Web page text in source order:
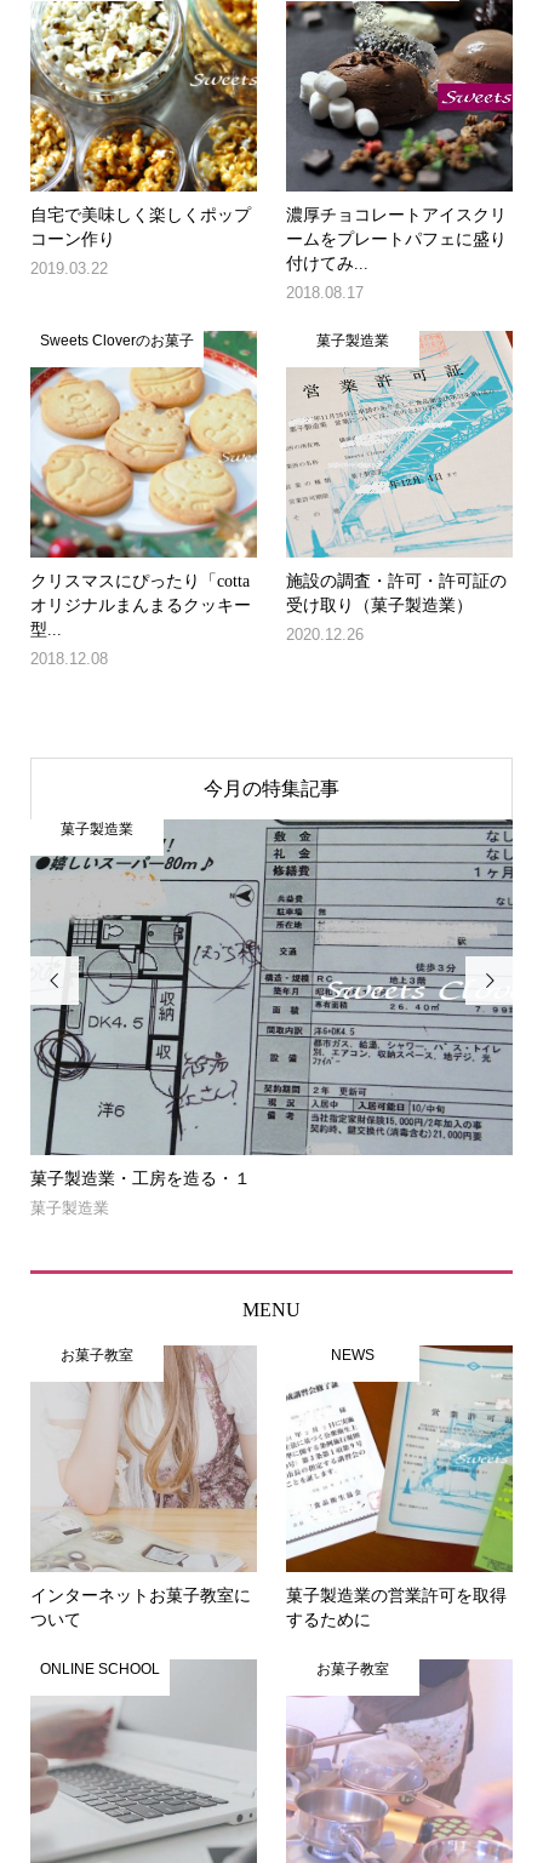
自宅で美味しく楽しくポップ
コーン作り
2019.03.22
濃厚チョコレートアイスクリ
ームをプレートパフェに盛り
付けてみ...
2018.08.17
Sweets Cloverのお菓子
クリスマスにぴったり「cotta
オリジナルまんまるクッキー
型...
2018.12.08
菓子製造業
施設の調査・許可・許可証の
受け取り（菓子製造業）
2020.12.26
今月の特集記事

菓子製造業・工房を造る・１
菓子製造業
菓子製造業

MENU
お菓子教室
インターネットお菓子教室に
ついて
NEWS
菓子製造業の営業許可を取得
するために
ONLINE SCHOOL お菓子教室